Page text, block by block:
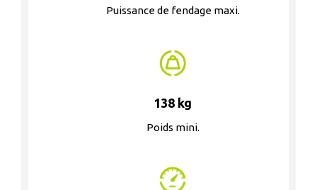
Puissance de fendage maxi.
138 kg
Poids mini.